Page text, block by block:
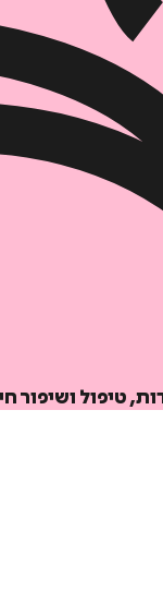
פורמט בא לך?
טיפול ושיפור